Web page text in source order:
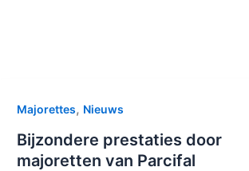
Majorettes, Nieuws
Bijzondere prestaties door
majoretten van Parcifal